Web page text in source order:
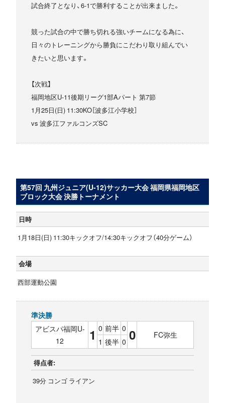
試合終了となり、6-1で勝利することが出来ました。
競った試合の中で勝ち切れる強いチームになる為に、
日々のトレーニングから勝負にこだわり取り組んでい
きたいと思います。
【次戦】
福岡地区U-11後期リーグ1部Aパート 第7節
1月25日(日) 11:30KO［波多江小学校］
vs 波多江ファルコンズSC
第57回 九州ジュニア(U-12)サッカー大会 福岡県福岡地区
ブロック大会 決勝トーナメント
日時
1月18日(日) 11:30キックオフ/14:30キックオフ（40分ゲーム）
会場
西部運動公園
準決勝
アビスパ福岡U-
12
1 0 前半 0 0 FC弥生
1 後半 0
得点者:
39分 コンゴ ライアン